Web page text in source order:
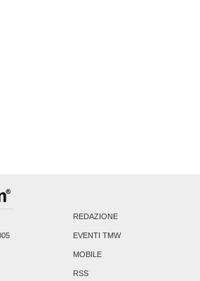
REDAZIONE
EVENTI TMW
MOBILE
RSS